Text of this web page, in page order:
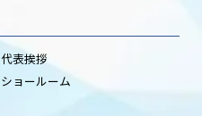
代表挨拶
ショールーム